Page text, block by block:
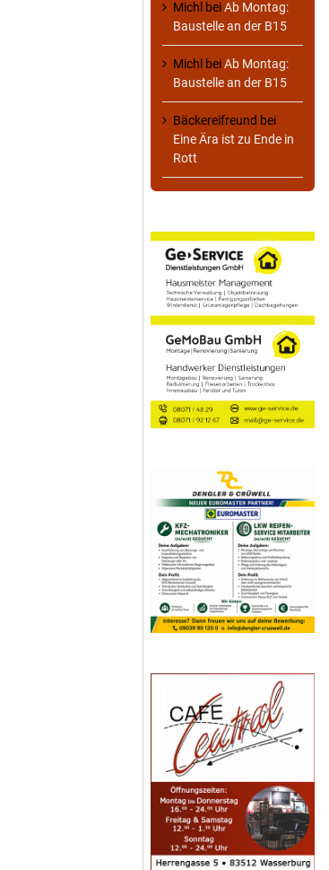
Michl beiAb Montag:
Baustelle an der B15
Michl beiAb Montag:
Baustelle an der B15
Bäckereifreund bei
Eine Ära ist zu Ende in
Rott